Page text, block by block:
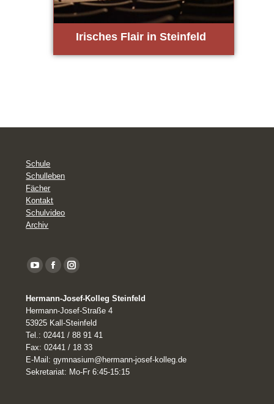
Iri­sches Flair in Stein­feld
Schule
Schulleben
Fächer
Kontakt
Schulvideo
Archiv
YouTube
opens
in
new
window
FacebookInstagram
Hermann-Josef-Kolleg Steinfeld
Hermann-Josef-Straße 4
53925 Kall-Steinfeld
Tel.: 02441 / 88 91 41
Fax: 02441 / 18 33
E-Mail: gymnasium@hermann-josef-kolleg.de
Sekretariat: Mo-Fr 6:45-15:15